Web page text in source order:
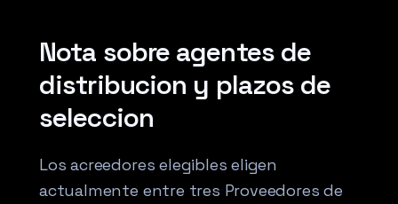
Nota sobre agentes de
distribucion y plazos de
seleccion
Los acreedores elegibles eligen
actualmente entre tres Proveedores de